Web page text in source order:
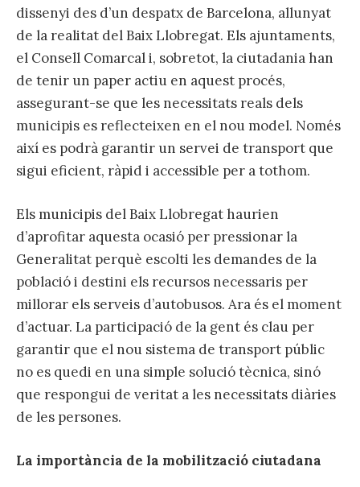
dissenyi des d’un despatx de Barcelona, allunyat
de la realitat del Baix Llobregat. Els ajuntaments,
el Consell Comarcal i, sobretot, la ciutadania han
de tenir un paper actiu en aquest procés,
assegurant-se que les necessitats reals dels
municipis es reflecteixen en el nou model. Només
així es podrà garantir un servei de transport que
sigui eficient, ràpid i accessible per a tothom.
Els municipis del Baix Llobregat haurien
d’aprofitar aquesta ocasió per pressionar la
Generalitat perquè escolti les demandes de la
població i destini els recursos necessaris per
millorar els serveis d’autobusos. Ara és el moment
d’actuar. La participació de la gent és clau per
garantir que el nou sistema de transport públic
no es quedi en una simple solució tècnica, sinó
que respongui de veritat a les necessitats diàries
de les persones.
La importància de la mobilització ciutadana